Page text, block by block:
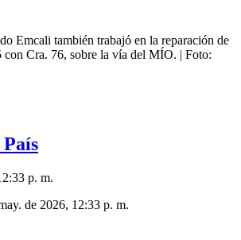
Emcali también trabajó en la reparación de
con Cra. 76, sobre la vía del MÍO. | Foto:
p. m.
de 2026, 12:33 p. m.